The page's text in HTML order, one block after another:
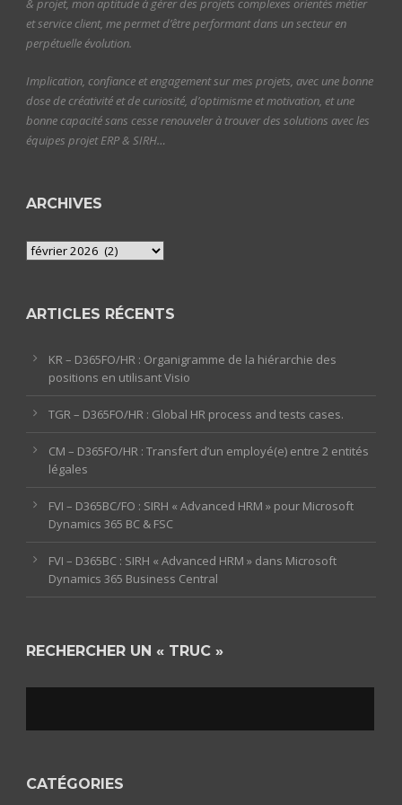
& projet, mon aptitude à gérer des projets complexes orientés métier
et service client, me permet d’être performant dans un secteur en
perpétuelle évolution.
Implication, confiance et engagement sur mes projets, avec une bonne
dose de créativité et de curiosité, d’optimisme et motivation, et une
bonne capacité sans cesse renouveler à trouver des solutions avec les
équipes projet ERP & SIRH…
ARCHIVES
Archives
ARTICLES RÉCENTS
KR – D365FO/HR : Organigramme de la hiérarchie des
positions en utilisant Visio
TGR – D365FO/HR : Global HR process and tests cases.
CM – D365FO/HR : Transfert d’un employé(e) entre 2 entités
légales
FVI – D365BC/FO : SIRH « Advanced HRM » pour Microsoft
Dynamics 365 BC & FSC
FVI – D365BC : SIRH « Advanced HRM » dans Microsoft
Dynamics 365 Business Central
RECHERCHER UN « TRUC »
CATÉGORIES